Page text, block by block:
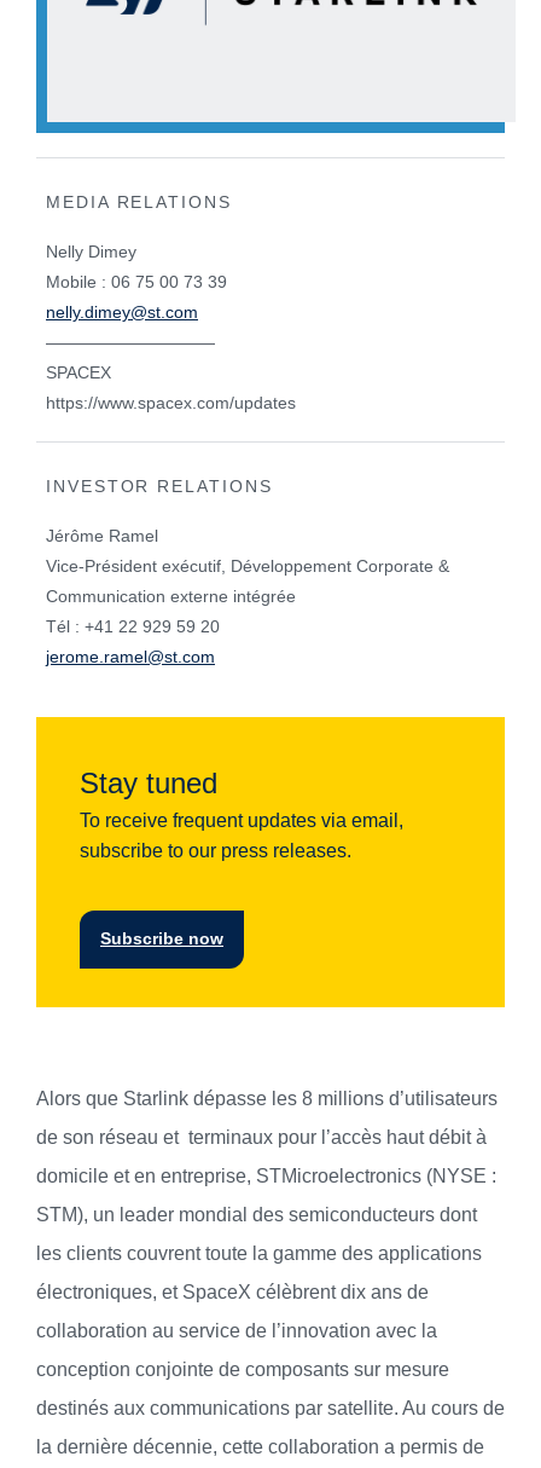
MEDIA RELATIONS
Nelly Dimey
Mobile : 06 75 00 73 39
nelly.dimey@st.com
——————————
SPACEX
https://www.spacex.com/updates
INVESTOR RELATIONS
Jérôme Ramel
Vice-Président exécutif, Développement Corporate &
Communication externe intégrée
Tél : +41 22 929 59 20
jerome.ramel@st.com
Stay tuned
To receive frequent updates via email,
subscribe to our press releases.
Subscribe now
Alors que Starlink dépasse les 8 millions d’utilisateurs
de son réseau et terminaux pour l’accès haut débit à
domicile et en entreprise, STMicroelectronics (NYSE :
STM), un leader mondial des semiconducteurs dont
les clients couvrent toute la gamme des applications
électroniques, et SpaceX célèbrent dix ans de
collaboration au service de l’innovation avec la
conception conjointe de composants sur mesure
destinés aux communications par satellite. Au cours de
la dernière décennie, cette collaboration a permis de